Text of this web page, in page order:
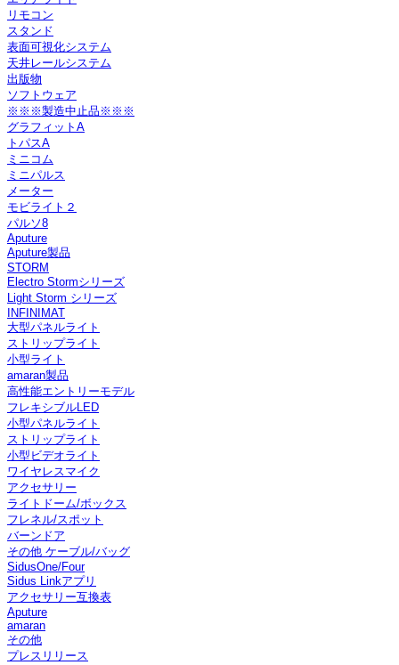
リモコン
スタンド
表面可視化システム
天井レールシステム
出版物
ソフトウェア
※※※製造中止品※※※
グラフィットA
トパスA
ミニコム
ミニパルス
メーター
モビライト２
パルソ8
Aputure
Aputure製品
STORM
Electro Stormシリーズ
Light Storm シリーズ
INFINIMAT
大型パネルライト
ストリップライト
小型ライト
amaran製品
高性能エントリーモデル
フレキシブルLED
小型パネルライト
ストリップライト
小型ビデオライト
ワイヤレスマイク
アクセサリー
ライトドーム/ボックス
フレネル/スポット
バーンドア
その他 ケーブル/バッグ
SidusOne/Four
Sidus Linkアプリ
アクセサリー互換表
Aputure
amaran
その他
プレスリリース